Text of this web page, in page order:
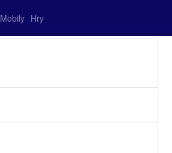
Mobily Hry